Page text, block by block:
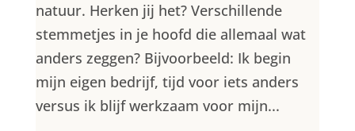
natuur. Herken jij het? Verschillende
stemmetjes in je hoofd die allemaal wat
anders zeggen? Bijvoorbeeld: Ik begin
mijn eigen bedrijf, tijd voor iets anders
versus ik blijf werkzaam voor mijn...